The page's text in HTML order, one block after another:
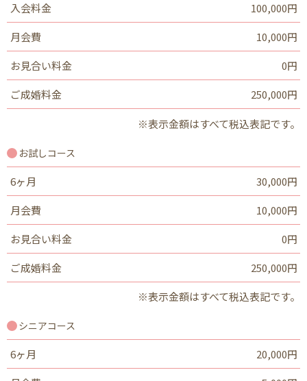
入会料金
100,000円
月会費
10,000円
お見合い料金
0円
ご成婚料金
250,000円
※表示金額はすべて税込表記です。
お試しコース
6ヶ月
30,000円
月会費
10,000円
お見合い料金
0円
ご成婚料金
250,000円
※表示金額はすべて税込表記です。
シニアコース
6ヶ月
20,000円